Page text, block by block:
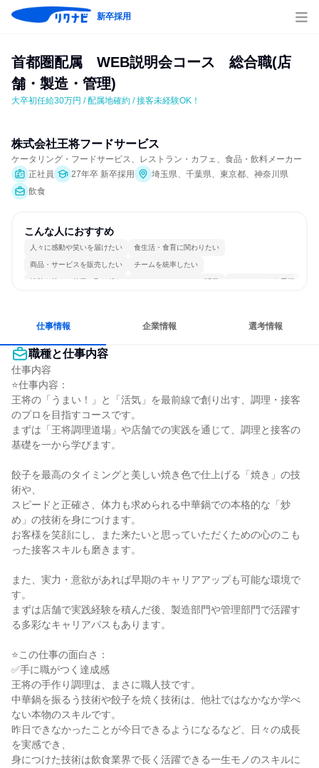
新卒採用
首都圏配属　WEB説明会コース　総合職(店
舗・製造・管理)
大卒初任給30万円 / 配属地確約 / 接客未経験OK！
株式会社王将フードサービス
ケータリング・フードサービス、レストラン・カフェ、食品・飲料メーカー
正社員
27年卒 新卒採用
埼玉県、千葉県、東京都、神奈川県
飲食
こんな人におすすめ
人々に感動や笑いを届けたい 食生活・食育に関わりたい
商品・サービスを販売したい チームを統率したい
情熱を持って仕事に取り組む コミュニケーションが活発 チームワークを重視
仕事情報 企業情報 選考情報
職種と仕事内容
仕事内容
⭐仕事内容：
王将の「うまい！」と「活気」を最前線で創り出す、調理・接客
のプロを目指すコースです。
まずは「王将調理道場」や店舗での実践を通じて、調理と接客の
基礎を一から学びます。
餃子を最高のタイミングと美しい焼き色で仕上げる「焼き」の技
術や、
スピードと正確さ、体力も求められる中華鍋での本格的な「炒
め」の技術を身につけます。
お客様を笑顔にし、また来たいと思っていただくための心のこも
った接客スキルも磨きます。
また、実力・意欲があれば早期のキャリアアップも可能な環境で
す。
まずは店舗で実践経験を積んだ後、製造部門や管理部門で活躍す
る多彩なキャリアパスもあります。
⭐この仕事の面白さ：
✅手に職がつく達成感
王将の手作り調理は、まさに職人技です。
中華鍋を振るう技術や餃子を焼く技術は、他社ではなかなか学べ
ない本物のスキルです。
昨日できなかったことが今日できるようになるなど、日々の成長
を実感でき、
身につけた技術は飲食業界で長く活躍できる一生モノのスキルに